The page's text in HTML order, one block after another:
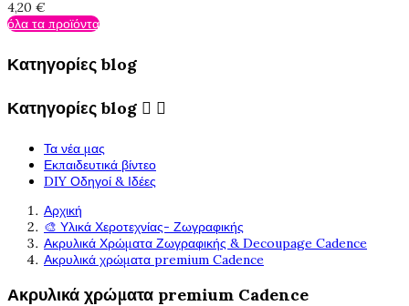
4,20 €
όλα τα προϊόντα
Κατηγορίες blog
Κατηγορίες blog  
Τα νέα μας
Εκπαιδευτικά βίντεο
DIY Οδηγοί & Ιδέες
Αρχική
🎨 Υλικά Χεροτεχνίας- Ζωγραφικής
Ακρυλικά Χρώματα Ζωγραφικής & Decoupage Cadence
Ακρυλικά χρώματα premium Cadence
Ακρυλικά χρώματα premium Cadence